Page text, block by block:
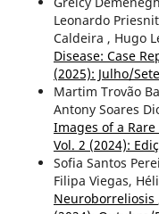
Leonardo
Caldeira , Hugo
Disease: Case
(2025): Julho/
Martim Trovão
Antony Soares
Images of a Rare
Vol. 2 (2024):
Sofia Santos
Filipa Viegas,
Neuroborreliosis